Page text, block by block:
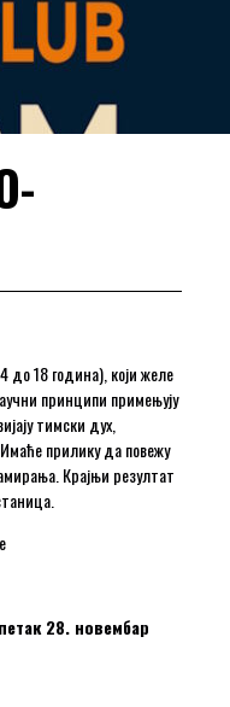
18 година), који желе
принципи примењују
тимски дух,
прилику да повежу
Крајњи резултат
28. новембар